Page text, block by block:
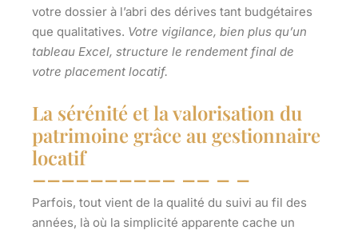
votre dossier à l’abri des dérives tant budgétaires
que qualitatives. Votre vigilance, bien plus qu’un
tableau Excel, structure le rendement final de
votre placement locatif.
La sérénité et la valorisation du
patrimoine grâce au gestionnaire
locatif
Parfois, tout vient de la qualité du suivi au fil des
années, là où la simplicité apparente cache un